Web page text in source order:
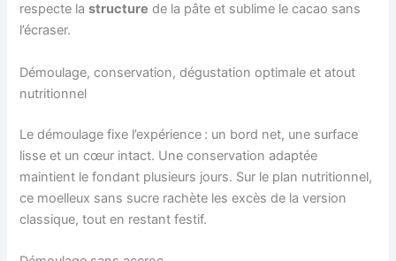
respecte lastructure de la pâte et sublime le cacao sans
l’écraser.
Démoulage, conservation, dégustation optimale et atout
nutritionnel
Le démoulage fixe l’expérience : un bord net, une surface
lisse et un cœur intact. Une conservation adaptée
maintient le fondant plusieurs jours. Sur le plan nutritionnel,
ce moelleux sans sucre rachète les excès de la version
classique, tout en restant festif.